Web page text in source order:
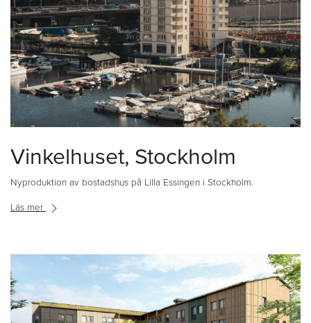
Vinkelhuset, Stockholm
Nyproduktion av bostadshus på Lilla Essingen i Stockholm.
Läs mer